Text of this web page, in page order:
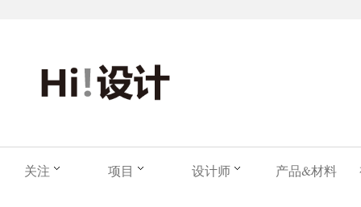
关注 项目 设计师 产品&材料